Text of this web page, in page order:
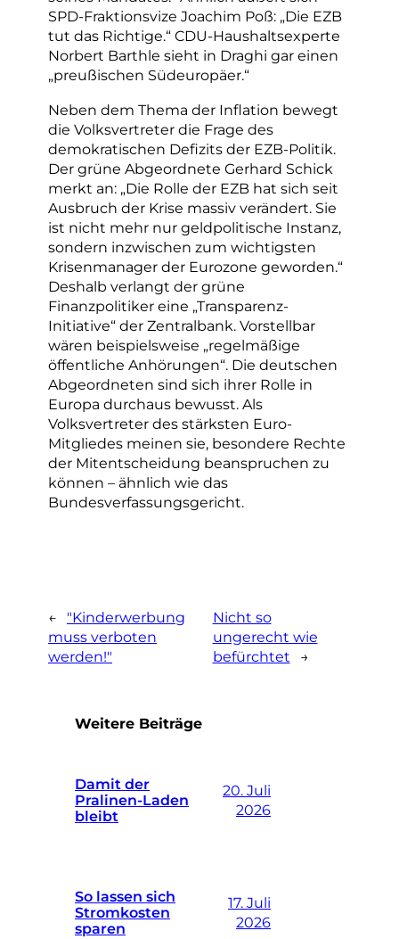
SPD-Fraktionsvize Joachim Poß: „Die EZB
tut das Richtige.“ CDU-Haushaltsexperte
Norbert Barthle sieht in Draghi gar einen
„preußischen Südeuropäer.“
Neben dem Thema der Inflation bewegt
die Volksvertreter die Frage des
demokratischen Defizits der EZB-Politik.
Der grüne Abgeordnete Gerhard Schick
merkt an: „Die Rolle der EZB hat sich seit
Ausbruch der Krise massiv verändert. Sie
ist nicht mehr nur geldpolitische Instanz,
sondern inzwischen zum wichtigsten
Krisenmanager der Eurozone geworden.“
Deshalb verlangt der grüne
Finanzpolitiker eine „Transparenz-
Initiative“ der Zentralbank. Vorstellbar
wären beispielsweise „regelmäßige
öffentliche Anhörungen“. Die deutschen
Abgeordneten sind sich ihrer Rolle in
Europa durchaus bewusst. Als
Volksvertreter des stärksten Euro-
Mitgliedes meinen sie, besondere Rechte
der Mitentscheidung beanspruchen zu
können – ähnlich wie das
Bundesverfassungsgericht.
←
"Kinderwerbung
muss verboten
werden!"
Nicht so
ungerecht wie
befürchtet
→
Weitere Beiträge
Damit der
Pralinen-Laden
bleibt
20. Juli
2026
So lassen sich
Stromkosten
sparen
17. Juli
2026